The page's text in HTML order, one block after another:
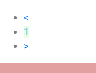
<
1
>